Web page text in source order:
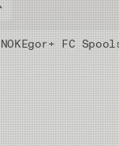
Egor+ FC